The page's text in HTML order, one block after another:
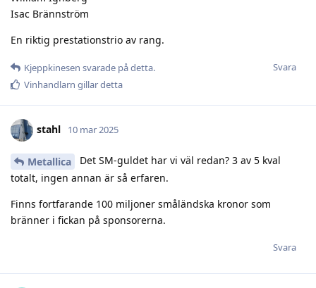
Isac Brännström
En riktig prestationstrio av rang.
Svara
Kjeppkinesen svarade på detta.
Vinhandlarn gillar detta
stahl 10 mar 2025
Metallica
Det SM-guldet har vi väl redan? 3 av 5 kval
totalt, ingen annan är så erfaren.
Finns fortfarande 100 miljoner småländska kronor som
bränner i fickan på sponsorerna.
Svara